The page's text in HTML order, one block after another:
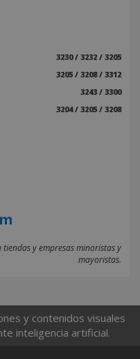
3230 / 3232 / 3205
3205 / 3208 / 3312
3243 / 3300
3204 / 3205 / 3208
y empresas minoristas y
mayoristas.
y contenidos visuales
inteligencia artificial.